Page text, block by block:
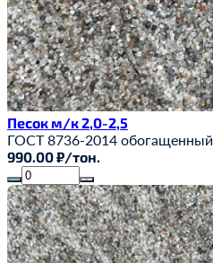
Песок м/к 2,0-2,5
ГОСТ 8736-2014 обогащенный
990.00 ₽/тон.